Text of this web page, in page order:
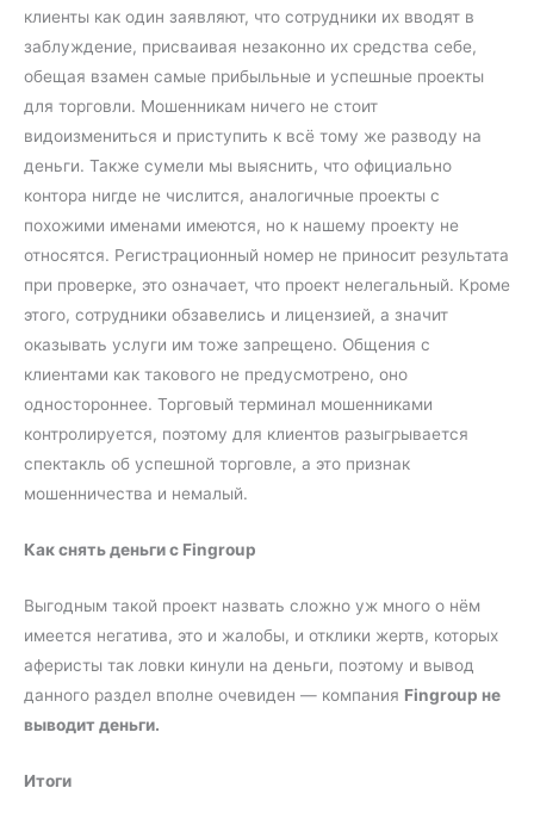
клиенты как один заявляют, что сотрудники их вводят в
заблуждение, присваивая незаконно их средства себе,
обещая взамен самые прибыльные и успешные проекты
для торговли. Мошенникам ничего не стоит
видоизмениться и приступить к всё тому же разводу на
деньги. Также сумели мы выяснить, что официально
контора нигде не числится, аналогичные проекты с
похожими именами имеются, но к нашему проекту не
относятся. Регистрационный номер не приносит результата
при проверке, это означает, что проект нелегальный. Кроме
этого, сотрудники обзавелись и лицензией, а значит
оказывать услуги им тоже запрещено. Общения с
клиентами как такового не предусмотрено, оно
одностороннее. Торговый терминал мошенниками
контролируется, поэтому для клиентов разыгрывается
спектакль об успешной торговле, а это признак
мошенничества и немалый.
Как снять деньги с Fingroup
Выгодным такой проект назвать сложно уж много о нём
имеется негатива, это и жалобы, и отклики жертв, которых
аферисты так ловки кинули на деньги, поэтому и вывод
данного раздел вполне очевиден — компания Fingroup не
выводит деньги.
Итоги